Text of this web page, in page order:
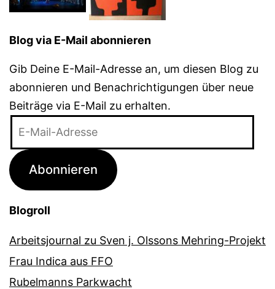
Blog via E-Mail abonnieren
Gib Deine E-Mail-Adresse an, um diesen Blog zu
abonnieren und Benachrichtigungen über neue
Beiträge via E-Mail zu erhalten.
Adresse
Abonnieren
Blogroll
Arbeitsjournal zu Sven j. Olssons Mehring-Projekt
Frau Indica aus FFO
Rubelmanns Parkwacht